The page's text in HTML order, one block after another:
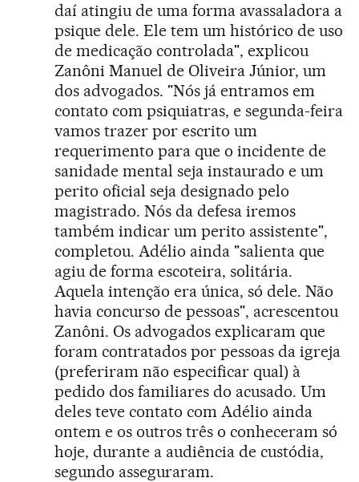
daí atingiu de uma forma avassaladora a
psique dele. Ele tem um histórico de uso
de medicação controlada", explicou
Zanôni Manuel de Oliveira Júnior, um
dos advogados. "Nós já entramos em
contato com psiquiatras, e segunda-feira
vamos trazer por escrito um
requerimento para que o incidente de
sanidade mental seja instaurado e um
perito oficial seja designado pelo
magistrado. Nós da defesa iremos
também indicar um perito assistente",
completou. Adélio ainda "salienta que
agiu de forma escoteira, solitária.
Aquela intenção era única, só dele. Não
havia concurso de pessoas", acrescentou
Zanôni. Os advogados explicaram que
foram contratados por pessoas da igreja
(preferiram não especificar qual) à
pedido dos familiares do acusado. Um
deles teve contato com Adélio ainda
ontem e os outros três o conheceram só
hoje, durante a audiência de custódia,
segundo asseguraram.